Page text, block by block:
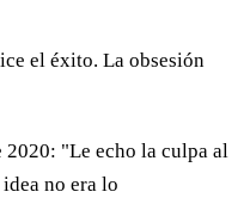
el éxito. La obsesión
2020: "Le echo la culpa al
no era lo